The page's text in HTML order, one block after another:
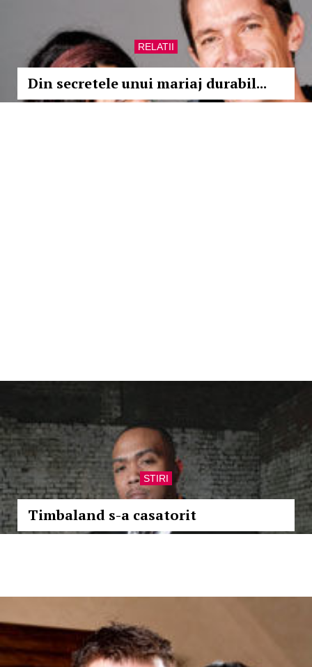
RELATII
Din secretele unui mariaj durabil...
STIRI
Timbaland s-a casatorit